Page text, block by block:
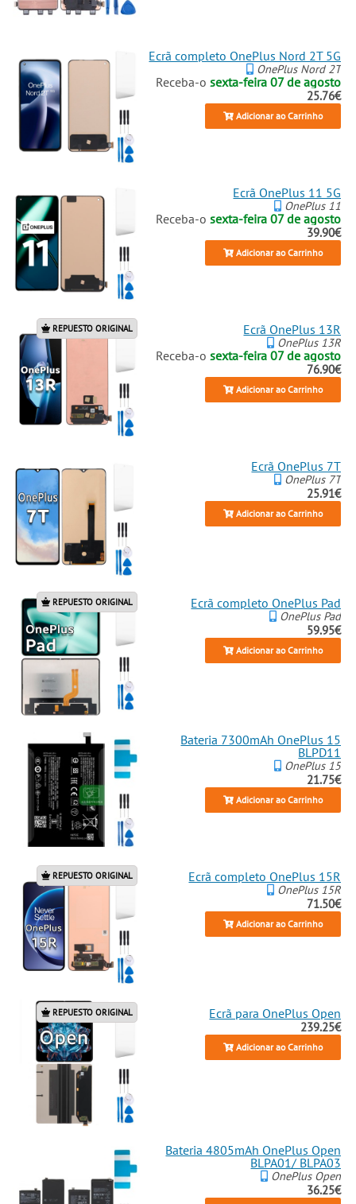
Ecrã completo OnePlus Nord 2T 5G
OnePlus Nord 2T
Receba-osexta-feira 07 de agosto
25.76€
Adicionar ao Carrinho
Ecrã OnePlus 11 5G
OnePlus 11
Receba-osexta-feira 07 de agosto
39.90€
Adicionar ao Carrinho
REPUESTO ORIGINAL Ecrã OnePlus 13R
OnePlus 13R
Receba-osexta-feira 07 de agosto
76.90€
Adicionar ao Carrinho
Ecrã OnePlus 7T
OnePlus 7T
25.91€
Adicionar ao Carrinho
REPUESTO ORIGINAL Ecrã completo OnePlus Pad
OnePlus Pad
59.95€
Adicionar ao Carrinho
Bateria 7300mAh OnePlus 15
BLPD11
OnePlus 15
21.75€
Adicionar ao Carrinho
REPUESTO ORIGINAL Ecrã completo OnePlus 15R
OnePlus 15R
71.50€
Adicionar ao Carrinho
REPUESTO ORIGINAL
Ecrã para OnePlus Open
239.25€
Adicionar ao Carrinho
Bateria 4805mAh OnePlus Open
BLPA01/ BLPA03
OnePlus Open
36.25€